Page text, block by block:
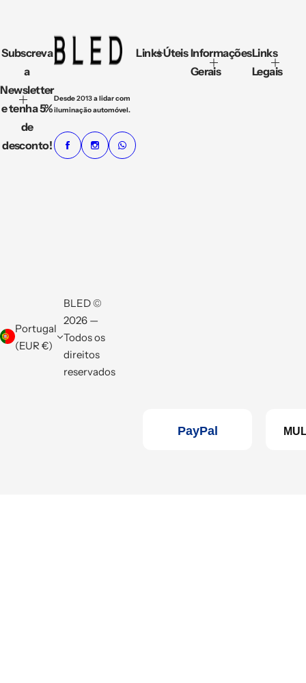
Subscreva
a
Newsletter
e tenha 5%
de
desconto!
Desde2013a lidar com
iluminação automóvel.
Links ÚteisInformações
Gerais
Links
Legais
Portugal
(EUR €)
BLED ©
2026 —
Todos os
direitos
reservados